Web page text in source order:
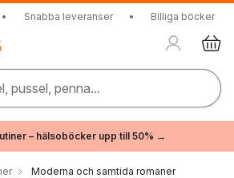
• Snabba leveranser • Billiga böcker
pussel, penna...
– hälsoböcker upp till 50% →
Moderna och samtida romaner